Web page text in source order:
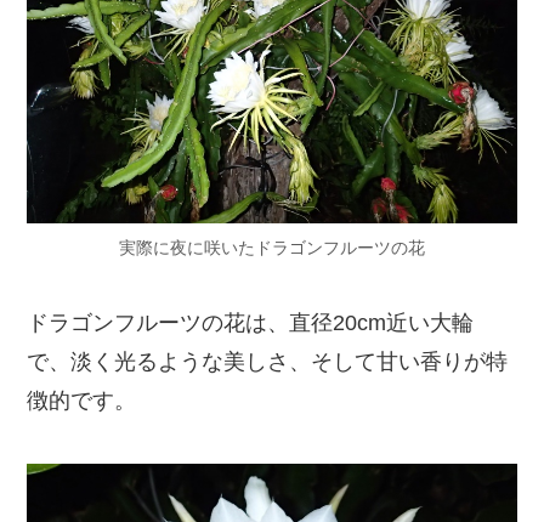
実際に夜に咲いたドラゴンフルーツの花
ドラゴンフルーツの花は、直径20cm近い大輪
で、淡く光るような美しさ、そして甘い香りが特
徴的です。